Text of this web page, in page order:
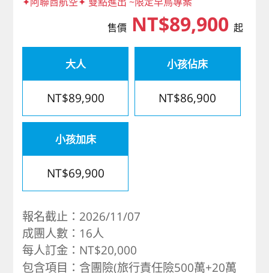
售價NT$89,900 起
大人
NT$89,900
小孩佔床
NT$86,900
小孩加床
NT$69,900
報名截止：2026/11/07
成團人數：16人
每人訂金：NT$20,000
包含項目：含團險(旅行責任險500萬+20萬